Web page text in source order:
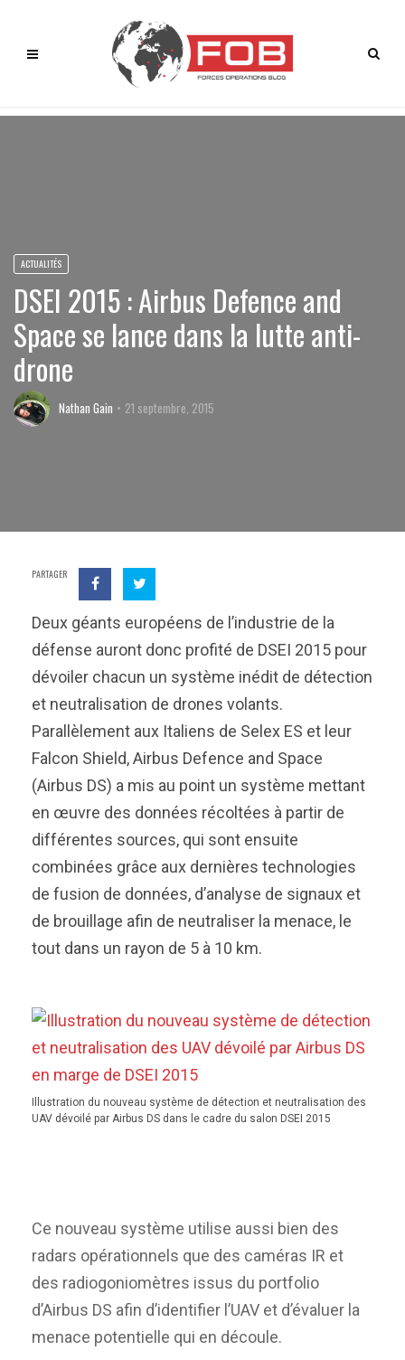
ACTUALITÉS
DSEI 2015 : Airbus Defence and
Space se lance dans la lutte anti-
drone
Nathan Gain 21 septembre, 2015
PARTAGER
Deux géants européens de l’industrie de la
défense auront donc profité de DSEI 2015 pour
dévoiler chacun un système inédit de détection
et neutralisation de drones volants.
Parallèlement aux Italiens de Selex ES et leur
Falcon Shield, Airbus Defence and Space
(Airbus DS) a mis au point un système mettant
en œuvre des données récoltées à partir de
différentes sources, qui sont ensuite
combinées grâce aux dernières technologies
de fusion de données, d’analyse de signaux et
de brouillage afin de neutraliser la menace, le
tout dans un rayon de 5 à 10 km.
Illustration du nouveau système de détection et neutralisation des
UAV dévoilé par Airbus DS dans le cadre du salon DSEI 2015
Ce nouveau système utilise aussi bien des
radars opérationnels que des caméras IR et
des radiogoniomètres issus du portfolio
d’Airbus DS afin d’identifier l’UAV et d’évaluer la
menace potentielle qui en découle.